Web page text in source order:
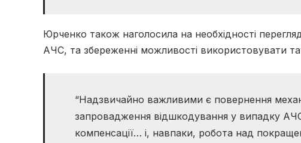
Юрченко також наголосила на необхідності
АЧС, та збереженні можливості використовувати
“Надзвичайно важливими є повернення
запровадження відшкодування у випадку
компенсації… і, навпаки, робота над